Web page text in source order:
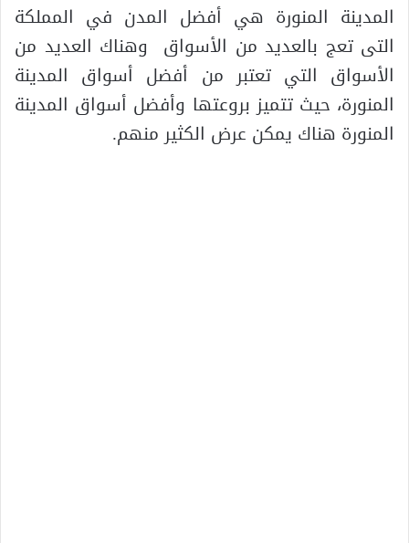
المدينة المنورة هي أفضل المدن في المملكة
التى تعج بالعديد من الأسواق وهناك العديد من
الأسواق التي تعتبر من أفضل أسواق المدينة
المنورة، حيث تتميز بروعتها وأفضل أسواق المدينة
المنورة هناك يمكن عرض الكثير منهم.